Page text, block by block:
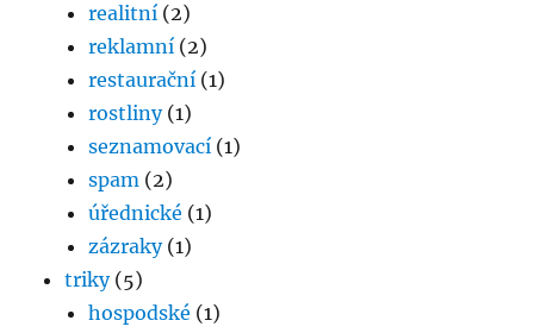
realitní (2)
reklamní (2)
restaurační (1)
rostliny(1)
seznamovací (1)
spam (2)
úřednické (1)
zázraky(1)
triky(5)
hospodské (1)